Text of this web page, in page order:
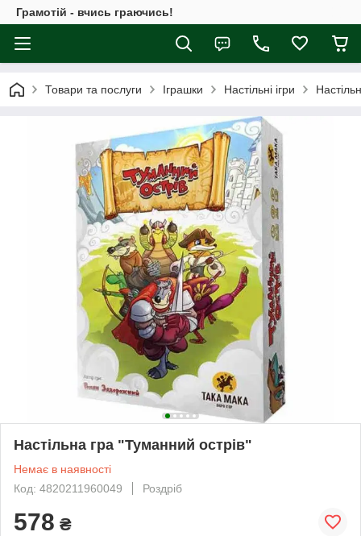
Грамотій - вчись граючись!
Товари та послуги Іграшки Настільні ігри
Настільна гра "Туманний острів"
Немає в наявності
Код: 4820211960049
Роздріб
578 ₴